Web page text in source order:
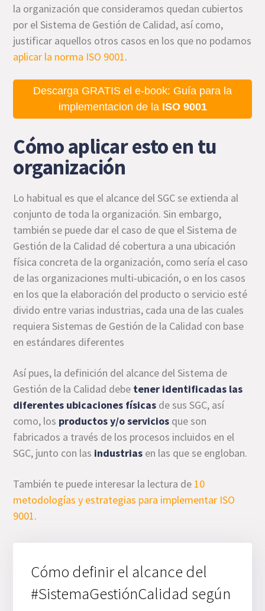
la organización que consideramos quedan cubiertos
por el Sistema de Gestión de Calidad, así como,
justificar aquellos otros casos en los que no podamos
aplicar la norma ISO 9001.
Descarga GRATIS el e-book: Guía para la
implementacion de la ISO 9001
Cómo aplicar esto en tu
organización
Lo habitual es que el alcance del SGC se extienda al
conjunto de toda la organización. Sin embargo,
también se puede dar el caso de que el Sistema de
Gestión de la Calidad dé cobertura a una ubicación
física concreta de la organización, como sería el caso
de las organizaciones multi-ubicación, o en los casos
en los que la elaboración del producto o servicio esté
divido entre varias industrias, cada una de las cuales
requiera Sistemas de Gestión de la Calidad con base
en estándares diferentes
Así pues, la definición del alcance del Sistema de
Gestión de la Calidad debe tener identificadas las
diferentes ubicaciones físicas de sus SGC, así
como, los productos y/oservicios que son
fabricados a través de los procesos incluidos en el
SGC, junto con las industrias en las que se engloban.
También te puede interesar la lectura de 10
metodologías y estrategias para implementar ISO
9001.
Cómo definir el alcance del
#SistemaGestiónCalidad según